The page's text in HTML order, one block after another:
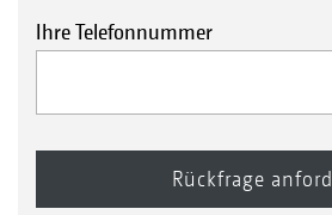
Ihre Telefonnummer